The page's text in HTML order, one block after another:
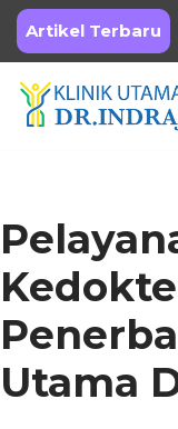
Skip
to
content
Artikel Terbaru
Utama